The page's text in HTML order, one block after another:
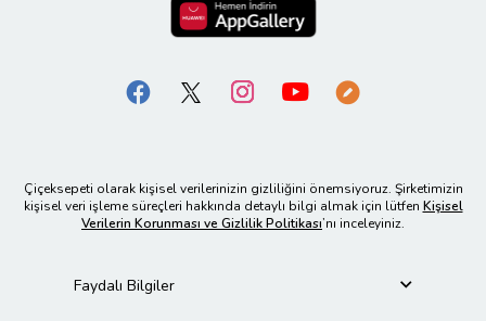
Çiçeksepeti olarak kişisel verilerinizin gizliliğini önemsiyoruz. Şirketimizin
kişisel veri işleme süreçleri hakkında detaylı bilgi almak için lütfen Kişisel
Verilerin Korunması ve Gizlilik Politikası’nı inceleyiniz.
Faydalı Bilgiler